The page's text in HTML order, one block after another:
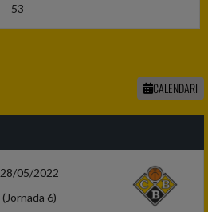
53
CALENDARI
28/05/2022
(Jornada 6)